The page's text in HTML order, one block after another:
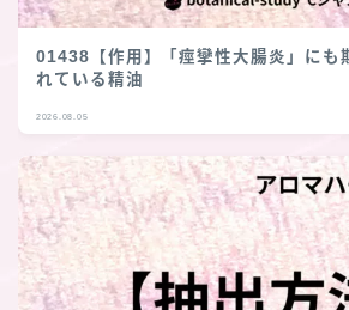
01438【作用】「痙攣性大腸炎」にも
れている精油
2026.08.05